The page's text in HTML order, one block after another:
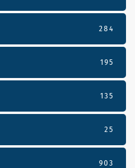
284
195
135
25
903